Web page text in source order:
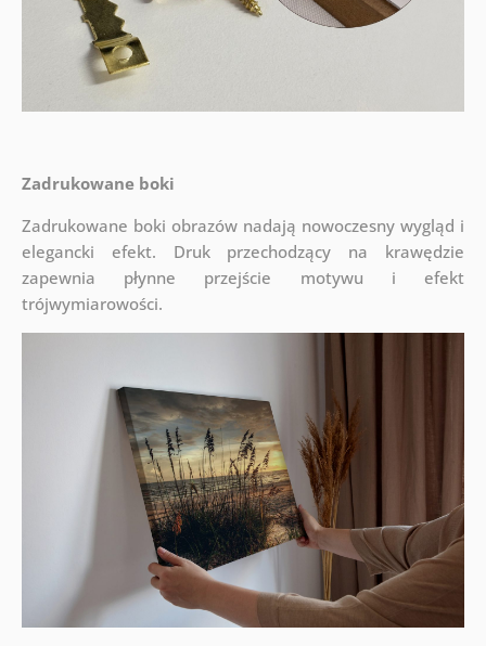
Zadrukowane boki
Zadrukowane boki obrazów nadają nowoczesny wygląd i
elegancki efekt. Druk przechodzący na krawędzie
zapewnia płynne przejście motywu i efekt
trójwymiarowości.